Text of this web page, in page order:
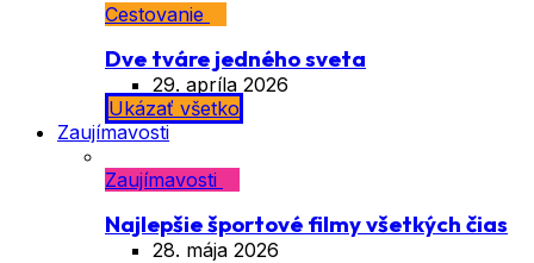
Cestovanie
Dve tváre jedného sveta
29. apríla 2026
Ukázať všetko
Zaujímavosti
Zaujímavosti
Najlepšie športové filmy všetkých čias
28. mája 2026